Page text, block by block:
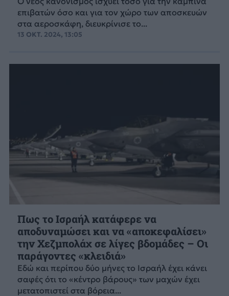
επιβατών όσο και για τον χώρο των αποσκευών
στα αεροσκάφη, διευκρίνισε το...
13 ΟΚΤ. 2024, 13:05
Πως το Ισραήλ κατάφερε να
αποδυναμώσει και να «αποκεφαλίσει»
την Χεζμπολάχ σε λίγες βδομάδες – Οι
παράγοντες «κλειδιά»
Εδώ και περίπου δύο μήνες το Ισραήλ έχει κάνει
σαφές ότι το «κέντρο βάρους» των μαχών έχει
μετατοπιστεί στα βόρεια...